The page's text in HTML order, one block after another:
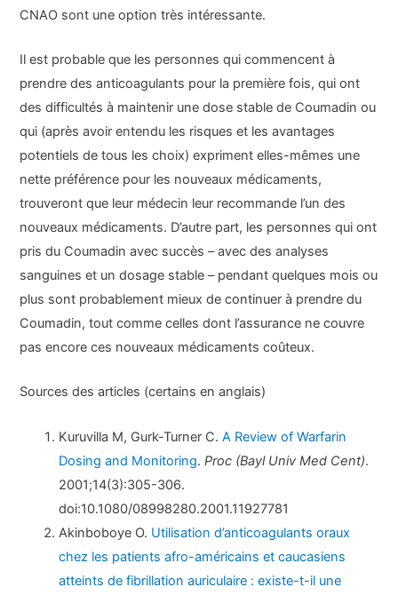
CNAO sont une option très intéressante.
Il est probable que les personnes qui commencent à
prendre des anticoagulants pour la première fois, qui ont
des difficultés à maintenir une dose stable de Coumadin ou
qui (après avoir entendu les risques et les avantages
potentiels de tous les choix) expriment elles-mêmes une
nette préférence pour les nouveaux médicaments,
trouveront que leur médecin leur recommande l’un des
nouveaux médicaments. D’autre part, les personnes qui ont
pris du Coumadin avec succès – avec des analyses
sanguines et un dosage stable – pendant quelques mois ou
plus sont probablement mieux de continuer à prendre du
Coumadin, tout comme celles dont l’assurance ne couvre
pas encore ces nouveaux médicaments coûteux.
Sources des articles (certains en anglais)
Kuruvilla M, Gurk-Turner C.A Review of Warfarin
Dosing and Monitoring.Proc (Bayl Univ Med Cent).
2001;14(3):305-306.
doi:10.1080/08998280.2001.11927781
Akinboboye O. Utilisation d’anticoagulants oraux
chez les patients afro-américains et caucasiens
atteints de fibrillation auriculaire : existe-t-il une